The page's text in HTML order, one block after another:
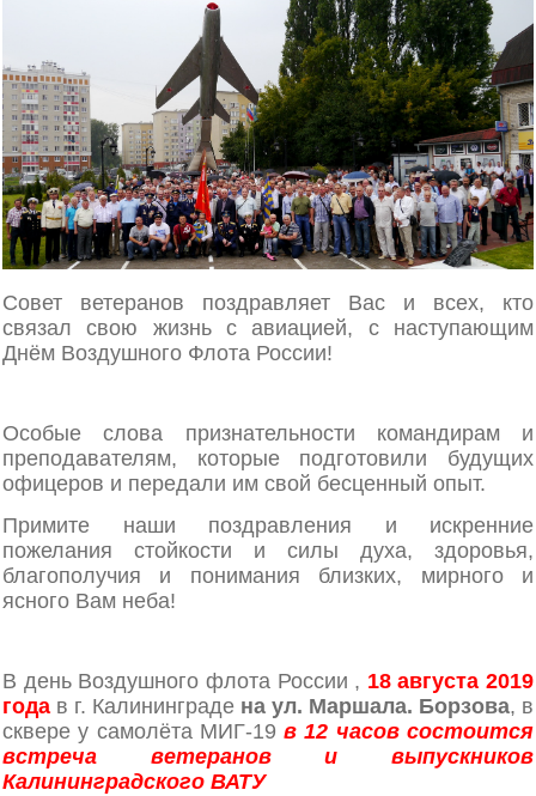
Совет ветеранов поздравляет Вас и всех, кто
связал свою жизнь с авиацией, с наступающим
Днём Воздушного Флота России!
Особые слова признательности командирам и
преподавателям, которые подготовили будущих
офицеров и передали им свой бесценный опыт.
Примите наши поздравления и искренние
пожелания стойкости и силы духа, здоровья,
благополучия и понимания близких, мирного и
ясного Вам неба!
В день Воздушного флота России , 18 августа 2019
года в г. Калининграде на ул. Маршала. Борзова, в
сквере у самолёта МИГ-19в 12 часов состоится
встреча ветеранов и выпускников
Калининградского ВАТУ